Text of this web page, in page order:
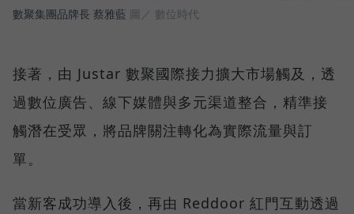
數聚集團品牌長 蔡雅藍 圖／ 數位時代
接著，由 Justar 數聚國際接力擴大市場觸及，透
過數位廣告、線下媒體與多元渠道整合，精準接
觸潛在受眾，將品牌關注轉化為實際流量與訂
單。
當新客成功導入後，再由 Reddoor 紅門互動透過